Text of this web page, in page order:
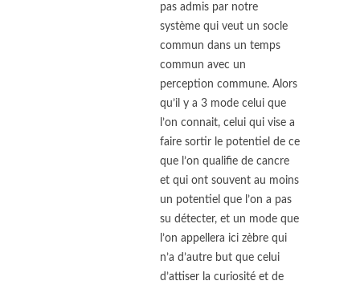
pas admis par notre
système qui veut un socle
commun dans un temps
commun avec un
perception commune. Alors
qu’il y a 3 mode celui que
l’on connait, celui qui vise a
faire sortir le potentiel de ce
que l’on qualifie de cancre
et qui ont souvent au moins
un potentiel que l’on a pas
su détecter, et un mode que
l’on appellera ici zèbre qui
n’a d’autre but que celui
d’attiser la curiosité et de